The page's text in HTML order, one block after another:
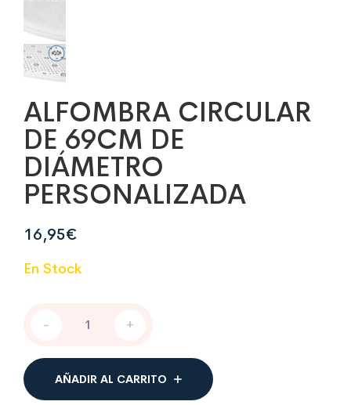
ALFOMBRA CIRCULAR
DE 69CM DE
DIÁMETRO
PERSONALIZADA
16,95€
En Stock
CIRCULAR
69CM
DE
DIÁMETRO
- +
AÑADIR AL CARRITO